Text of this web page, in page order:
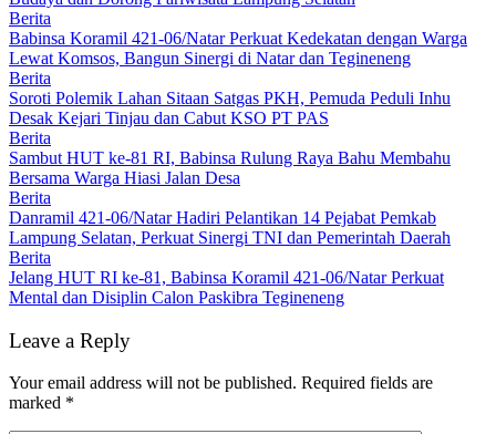
Berita
Babinsa Koramil 421-06/Natar Perkuat Kedekatan dengan Warga
Lewat Komsos, Bangun Sinergi di Natar dan Tegineneng
Berita
Soroti Polemik Lahan Sitaan Satgas PKH, Pemuda Peduli Inhu
Desak Kejari Tinjau dan Cabut KSO PT PAS
Berita
Sambut HUT ke-81 RI, Babinsa Rulung Raya Bahu Membahu
Bersama Warga Hiasi Jalan Desa
Berita
Danramil 421-06/Natar Hadiri Pelantikan 14 Pejabat Pemkab
Lampung Selatan, Perkuat Sinergi TNI dan Pemerintah Daerah
Berita
Jelang HUT RI ke-81, Babinsa Koramil 421-06/Natar Perkuat
Mental dan Disiplin Calon Paskibra Tegineneng
Leave a Reply
Your email address will not be published. Required fields are
marked *